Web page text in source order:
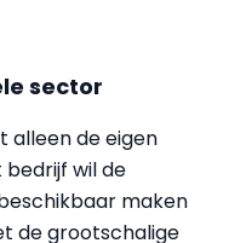
sector
alleen de eigen
wil de
maken
de grootschalige